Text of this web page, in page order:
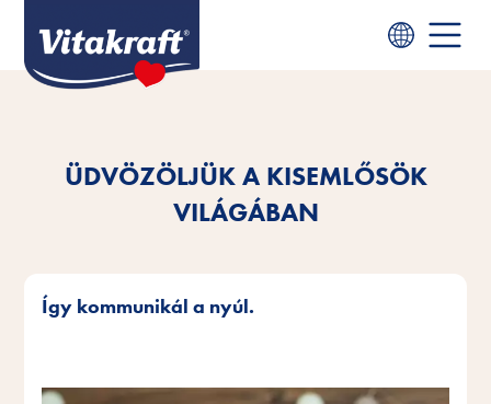
ÜDVÖZÖLJÜK A KISEMLŐSÖK
VILÁGÁBAN
Így kommunikál a nyúl.